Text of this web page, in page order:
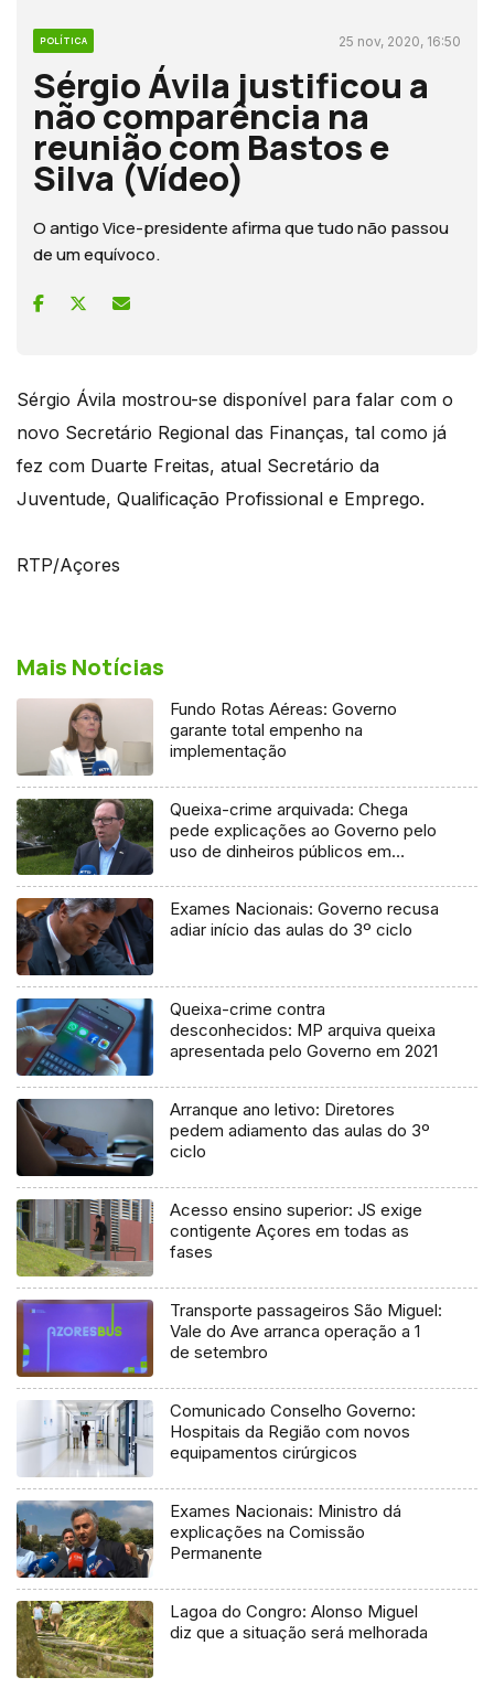
POLÍTICA 25 nov, 2020, 16:50
Sérgio Ávila justificou a
não comparência na
reunião com Bastos e
Silva (Vídeo)
O antigo Vice-presidente afirma que tudo não passou
de um equívoco.
Sérgio Ávila mostrou-se disponível para falar com o
novo Secretário Regional das Finanças, tal como já
fez com Duarte Freitas, atual Secretário da
Juventude, Qualificação Profissional e Emprego.
RTP/Açores
Mais Notícias
Fundo Rotas Aéreas: Governo
garante total empenho na
implementação
Queixa-crime arquivada: Chega
pede explicações ao Governo pelo
uso de dinheiros públicos em
Exames Nacionais: Governo recusa
adiar início das aulas do 3º ciclo
Queixa-crime contra
desconhecidos: MP arquiva queixa
apresentada pelo Governo em 2021
Arranque ano letivo: Diretores
pedem adiamento das aulas do 3º
ciclo
Acesso ensino superior: JS exige
contigente Açores em todas as
fases
Transporte passageiros São Miguel:
Vale do Ave arranca operação a 1
de setembro
Comunicado Conselho Governo:
Hospitais da Região com novos
equipamentos cirúrgicos
Exames Nacionais: Ministro dá
explicações na Comissão
Permanente
Lagoa do Congro: Alonso Miguel
diz que a situação será melhorada